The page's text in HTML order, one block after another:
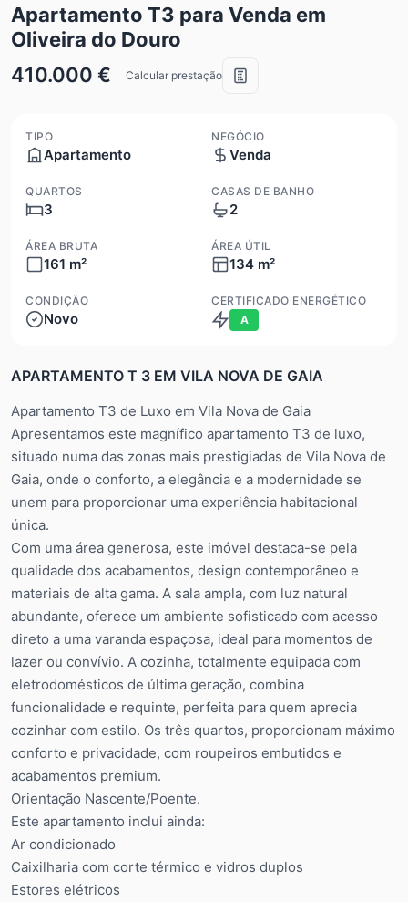
Apartamento T3 para Venda em
Oliveira do Douro
410.000 €
Calcular prestação
TIPO
Apartamento
NEGÓCIO
Venda
QUARTOS
3
CASAS DE BANHO
2
ÁREA BRUTA
161 m²
ÁREA ÚTIL
134 m²
CONDIÇÃO
Novo
CERTIFICADO ENERGÉTICO
A
APARTAMENTO T 3 EM VILA NOVA DE GAIA
Apartamento T3 de Luxo em Vila Nova de Gaia
Apresentamos este magnífico apartamento T3 de luxo,
situado numa das zonas mais prestigiadas de Vila Nova de
Gaia, onde o conforto, a elegância e a modernidade se
unem para proporcionar uma experiência habitacional
única.
Com uma área generosa, este imóvel destaca-se pela
qualidade dos acabamentos, design contemporâneo e
materiais de alta gama. A sala ampla, com luz natural
abundante, oferece um ambiente sofisticado com acesso
direto a uma varanda espaçosa, ideal para momentos de
lazer ou convívio. A cozinha, totalmente equipada com
eletrodomésticos de última geração, combina
funcionalidade e requinte, perfeita para quem aprecia
cozinhar com estilo. Os três quartos, proporcionam máximo
conforto e privacidade, com roupeiros embutidos e
acabamentos premium.
Orientação Nascente/Poente.
Este apartamento inclui ainda:
Ar condicionado
Caixilharia com corte térmico e vidros duplos
Estores elétricos